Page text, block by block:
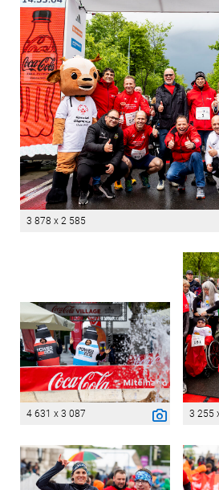
3 878 x 2 585
4 631 x 3 087 3 255